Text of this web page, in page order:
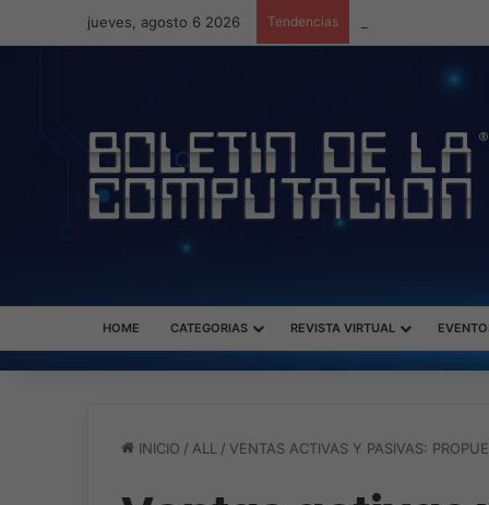
jueves, agosto 6 2026 Tendencias
HOME CATEGORIAS REVISTA VIRTUAL
INICIO / ALL / VENTAS ACTIVAS Y PASIVAS: